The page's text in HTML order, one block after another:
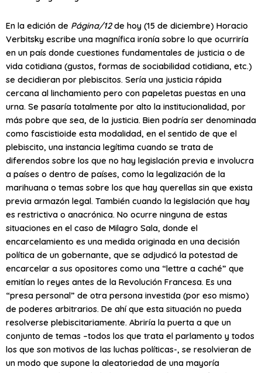
En la edición de Página/12de hoy (15 de diciembre) Horacio
Verbitsky escribe una magnífica ironía sobre lo que ocurriría
en un país donde cuestiones fundamentales de justicia o de
vida cotidiana (gustos, formas de sociabilidad cotidiana, etc.)
se decidieran por plebiscitos. Sería una justicia rápida
cercana al linchamiento pero con papeletas puestas en una
urna. Se pasaría totalmente por alto la institucionalidad, por
más pobre que sea, de la justicia. Bien podría ser denominada
como fascistioide esta modalidad, en el sentido de que el
plebiscito, una instancia legítima cuando se trata de
diferendos sobre los que no hay legislación previa e involucra
a países o dentro de países, como la legalización de la
marihuana o temas sobre los que hay querellas sin que exista
previa armazón legal. También cuando la legislación que hay
es restrictiva o anacrónica. No ocurre ninguna de estas
situaciones en el caso de Milagro Sala, donde el
encarcelamiento es una medida originada en una decisión
política de un gobernante, que se adjudicó la potestad de
encarcelar a sus opositores como una “lettre a caché” que
emitían lo reyes antes de la Revolución Francesa. Es una
“presa personal” de otra persona investida (por eso mismo)
de poderes arbitrarios. De ahí que esta situación no pueda
resolverse plebiscitariamente. Abriría la puerta a que un
conjunto de temas –todos los que trata el parlamento y todos
los que son motivos de las luchas políticas-, se resolvieran de
un modo que supone la aleatoriedad de una mayoría